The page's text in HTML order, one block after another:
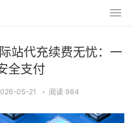
站代充续费无忧：一
全支付
05-21 • 阅读 984